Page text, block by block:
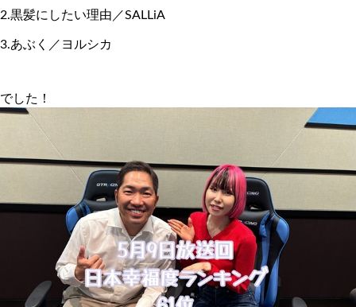
2.黒髪にしたい理由／SALLiA
3.あぶく／ヨルシカ
でした！